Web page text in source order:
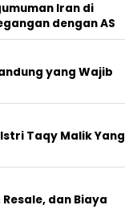
Iran di
dengan AS
yang Wajib
Taqy Malik Yang
dan Biaya